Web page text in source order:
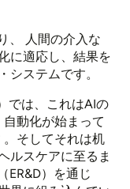
、
人間の介入な
に適応し、結果を
システムです。
では、これはAIの
自動化が始まって
。そしてそれは机
ルスケアに至るま
ER&D）を通じ